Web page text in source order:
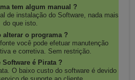
tem algum manual ?
de instalação do Software, nada mais
do que isto.
alterar o programa ?
você pode efetuar manutenção
e corretiva. Sem restrição.
Software é Pirata ?
O baixo custo do software é devido